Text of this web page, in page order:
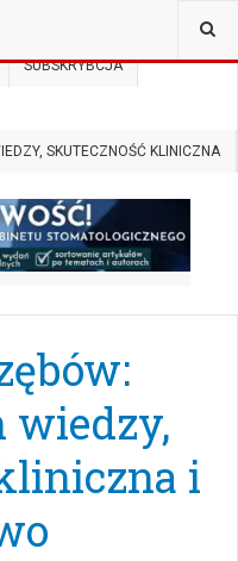
SUBSKRYBCJA
SKUTECZNOŚĆ KLINICZNA
wiedzy,
i